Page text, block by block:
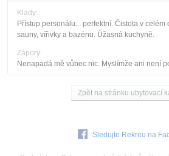
Klady:
Přístup personálu... perfektní. Čistota v celém
sauny, vířivky a bazénu. Úžasná kuchyně.
Zápory:
Nenapadá mě vůbec nic. Myslímže ani není
Zpět na stránku ubytovací
Sledujte Rekreu na